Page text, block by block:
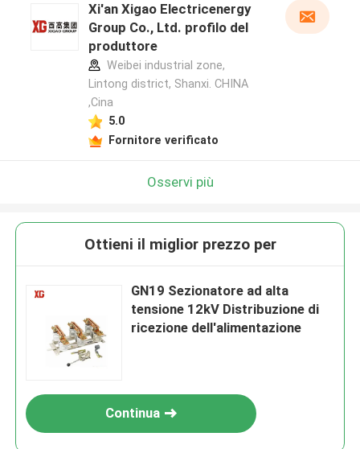
Xi'an Xigao Electricenergy
Group Co., Ltd. profilo del
produttore
Weibei industrial zone,
Lintong district, Shanxi. CHINA
,Cina
5.0
Fornitore verificato
Osservi più
Ottieni il miglior prezzo per
GN19 Sezionatore ad alta
tensione 12kV Distribuzione di
ricezione dell'alimentazione
Continua